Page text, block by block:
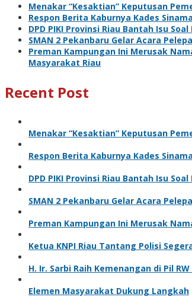
Menakar “Kesaktian” Keputusan
Respon Berita Kaburnya Kades
DPD PIKI Provinsi Riau Bantah Isu
SMAN 2 Pekanbaru Gelar Acara
Preman Kampungan Ini Merusak
Masyarakat Riau
Recent Post
Menakar “Kesaktian” Keputusan
Respon Berita Kaburnya Kades
DPD PIKI Provinsi Riau Bantah Isu
SMAN 2 Pekanbaru Gelar Acara
Preman Kampungan Ini Merusak
Ketua KNPI Riau Tantang Polisi
H. Ir. Sarbi Raih Kemenangan di Pil
Elemen Masyarakat Dukung Langkah